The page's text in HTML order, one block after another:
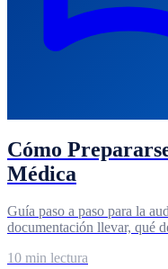
Cómo
Médica
Guía paso a paso para la
documentación llevar, qué
10 min lectura